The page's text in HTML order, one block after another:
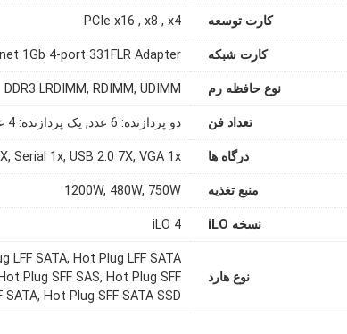
کارت توسعه PCIe x16 , x8 , x4
کارت شبکه 1Gb 4-port 331FLR Adapter
نوع حافظه رم DDR3 LRDIMM, RDIMM, UDIMM
تعداد فن دو پردازنده: 6 عدد, یک پردازنده: 4 عدد
درگاه ها Serial 1x, USB 2.0 7X, VGA 1x
منبع تغذیه 1200W, 480W, 750W
نسخه iLO iLO 4
نوع هارد
LFF SATA, Hot Plug LFF SATA
Plug SFF SAS, Hot Plug SFF
SATA, Hot Plug SFF SATA SSD